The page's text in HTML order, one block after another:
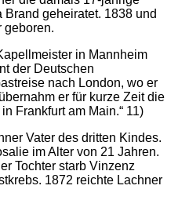
geheiratet. 1838 und
geboren.
in Mannheim
der Deutschen
nach London, wo er
er für kurze Zeit die
Frankfurt am Main.“ 11)
Vater des dritten Kindes.
im Alter von 21 Jahren.
Tochter starb Vinzenz
1872 reichte Lachner